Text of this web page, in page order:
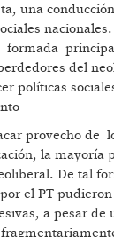
una
formada
del
políticas
provecho de
la mayoría
De tal
el PT
a pesar de